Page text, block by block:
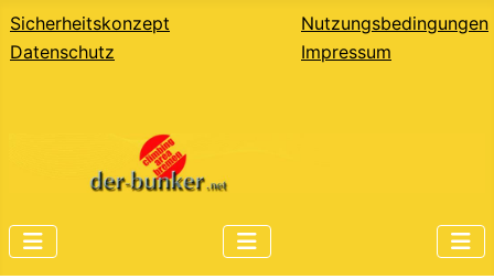
Sicherheitskonzept
Nutzungsbedingungen
Datenschutz
Impressum